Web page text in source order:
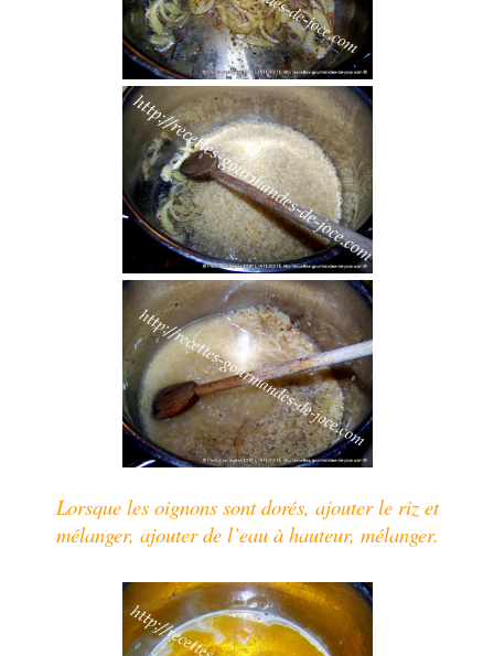
Lorsque les oignons sont dorés, ajouter le riz et
mélanger, ajouter de l’eau à hauteur, mélanger.